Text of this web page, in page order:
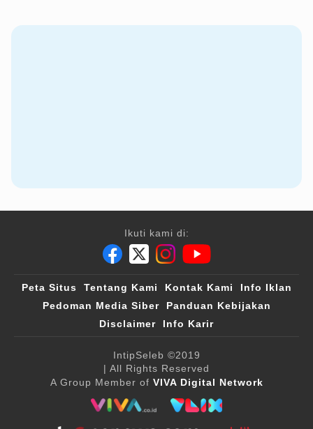
Ikuti kami di:
Peta Situs Tentang Kami Kontak Kami
Info Iklan
Pedoman Media Siber
Panduan Kebijakan
Disclaimer
Info Karir
IntipSeleb ©2019
| All Rights Reserved
A Group Member of VIVA Digital Network